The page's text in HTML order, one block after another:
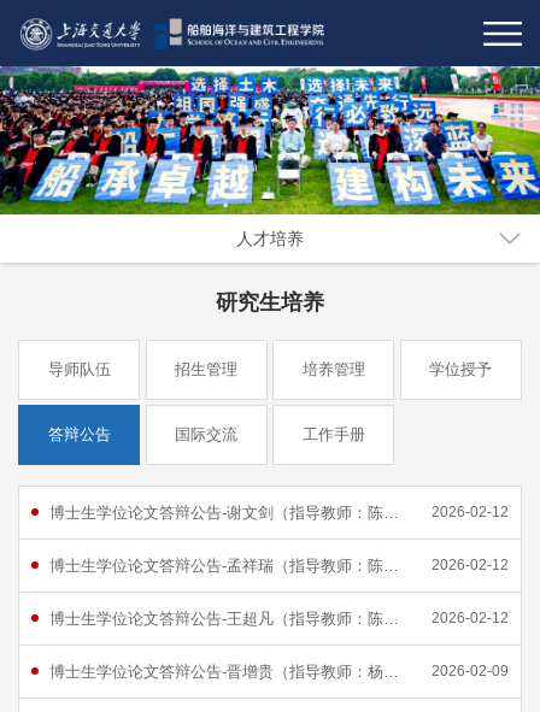
人才培养
研究生培养
导师队伍 招生管理 培养管理 学位授予
答辩公告 国际交流 工作手册
博士生学位论文答辩公告-谢文剑（指导教师：陈兵） 2026-02-12
博士生学位论文答辩公告-孟祥瑞（指导教师：陈兵） 2026-02-12
博士生学位论文答辩公告-王超凡（指导教师：陈兵） 2026-02-12
博士生学位论文答辩公告-晋增贵（指导教师：杨凤鹏） 2026-02-09